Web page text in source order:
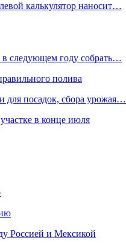
калькулятор наносит…
в следующем году собрать…
полива
для посадок, сбора урожая…
в конце июля
Россией и Мексикой